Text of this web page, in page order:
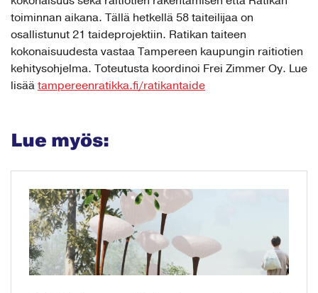
toiminnan aikana. Tällä hetkellä 58 taiteilijaa on
osallistunut 21 taideprojektiin. Ratikan taiteen
kokonaisuudesta vastaa Tampereen kaupungin raitiotien
kehitysohjelma. Toteutusta koordinoi Frei Zimmer Oy. Lue
lisää tampereenratikka.fi/ratikantaide
Lue myös: